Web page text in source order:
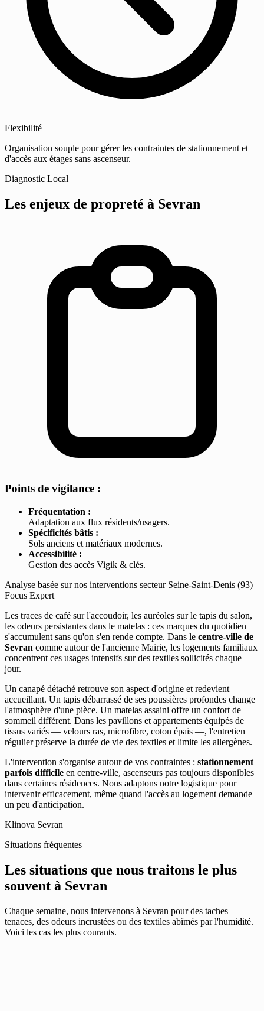
Flexibilité
Organisation souple pour gérer les contraintes de stationnement et
d'accès aux étages sans ascenseur.
Diagnostic Local
Les enjeux de propreté à Sevran
Points de vigilance :
Fréquentation :
Adaptation aux flux résidents/usagers.
Spécificités bâtis :
Sols anciens et matériaux modernes.
Accessibilité :
Gestion des accès Vigik & clés.
Analyse basée sur nos interventions secteur Seine-Saint-Denis (93)
Focus Expert
Les traces de café sur l'accoudoir, les auréoles sur le tapis du salon,
les odeurs persistantes dans le matelas : ces marques du quotidien
s'accumulent sans qu'on s'en rende compte. Dans le centre-ville de
Sevran comme autour de l'ancienne Mairie, les logements familiaux
concentrent ces usages intensifs sur des textiles sollicités chaque
jour.
Un canapé détaché retrouve son aspect d'origine et redevient
accueillant. Un tapis débarrassé de ses poussières profondes change
l'atmosphère d'une pièce. Un matelas assaini offre un confort de
sommeil différent. Dans les pavillons et appartements équipés de
tissus variés — velours ras, microfibre, coton épais —, l'entretien
régulier préserve la durée de vie des textiles et limite les allergènes.
L'intervention s'organise autour de vos contraintes : stationnement
parfois difficile en centre-ville, ascenseurs pas toujours disponibles
dans certaines résidences. Nous adaptons notre logistique pour
intervenir efficacement, même quand l'accès au logement demande
un peu d'anticipation.
Klinova Sevran
Situations fréquentes
Les situations que nous traitons le plus
souvent à Sevran
Chaque semaine, nous intervenons à Sevran pour des taches
tenaces, des odeurs incrustées ou des textiles abîmés par l'humidité.
Voici les cas les plus courants.